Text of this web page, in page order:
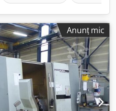
Anunț mic